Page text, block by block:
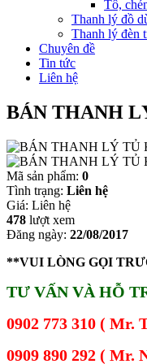
Tô,
Thanh lý đồ
Thanh lý đèn
Chuyên đề
Tin tức
Liên hệ
BÁN THANH
Mã sản phẩm: 0
Tình trạng: Liên hệ
Giá: Liên hệ
478 lượt xem
Đăng ngày: 22/08/2017
**VUI LÒNG GỌI
TƯ VẤN VÀ HỖ
0902 773 310 ( Mr.
0909 890 292 ( Mr.